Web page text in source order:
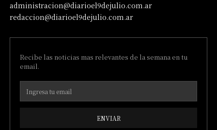
administracion@diarioel9dejulio.com.ar
redaccion@diarioel9dejulio.com.ar
Recibe las noticias mas relevantes de la semana en tu
email.
ENVIAR